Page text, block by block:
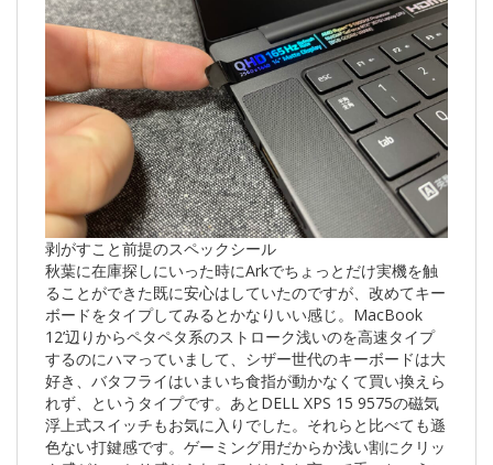
剥がすこと前提のスペックシール
秋葉に在庫探しにいった時にArkでちょっとだけ実機を触
ることができた既に安心はしていたのですが、改めてキー
ボードをタイプしてみるとかなりいい感じ。MacBook
12’辺りからペタペタ系のストローク浅いのを高速タイプ
するのにハマっていまして、シザー世代のキーボードは大
好き、バタフライはいまいち食指が動かなくて買い換えら
れず、というタイプです。あとDELL XPS 15 9575の磁気
浮上式スイッチもお気に入りでした。それらと比べても遜
色ない打鍵感です。ゲーミング用だからか浅い割にクリッ